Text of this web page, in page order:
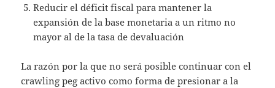
Reducir el déficit fiscal para mantener la
expansión de la base monetaria a un ritmo no
mayor al de la tasa de devaluación
La razón por la que no será posible continuar con el
crawling peg activo como forma de presionar a la